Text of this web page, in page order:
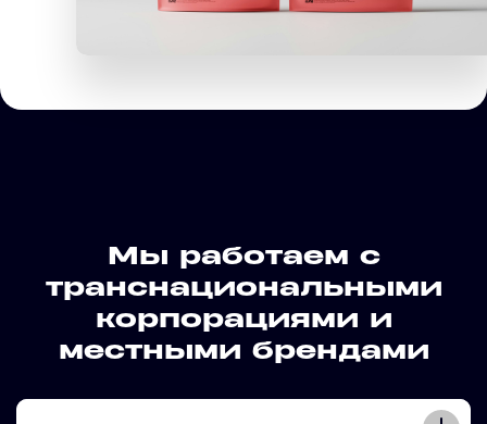
Мы работаем с
транснациональными
корпорациями и
местными брендами